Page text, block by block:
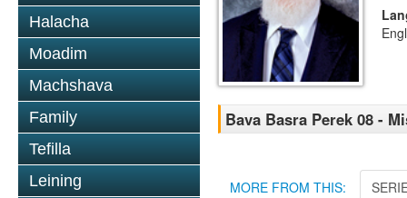
Halacha
Moadim
Machshava
Family
Tefilla
Leining
Bava Basra Perek 08 -
MORE FROM THIS: